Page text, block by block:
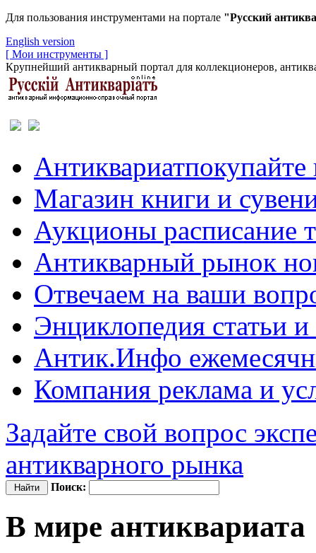
Для пользования инструментами на портале "Русский
English version
[ Мои инструменты ]
Крупнейший антикварный портал для коллекционеров,
Антиквариатпокупайте
Магазин книги и
Аукционы расписание
Антикварный рынок
Отвечаем на ваши
Энциклопедия статьи
Антик.Инфо
Компания реклама и
Задайте свой вопрос
антикварного рынка
Поиск:
В мире антиквариата